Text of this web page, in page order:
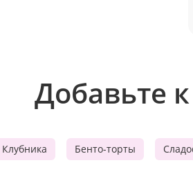
Добавьте
Клубника Бенто-торты